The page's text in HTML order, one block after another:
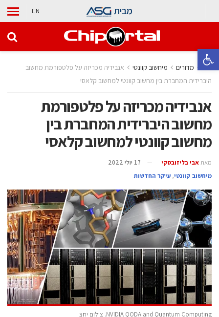
פתח סרגל נגישות
מבית EN
בית מדורים מיחשוב קוונטי
אנבידיה מכריזה על פלטפורמת מחשוב
היברידית המחברת בין מחשוב קוונטי למחשוב קלאסי
אנבידיה מכריזה על פלטפורמת
מחשוב היברידית המחברת בין
מחשוב קוונטי למחשוב קלאסי
מאת אבי בליזובסקי
17 יולי 2022
מיחשוב קוונטי, עיקר החדשות
NVIDIA QODA and Quantum Computing. צילום יחצ